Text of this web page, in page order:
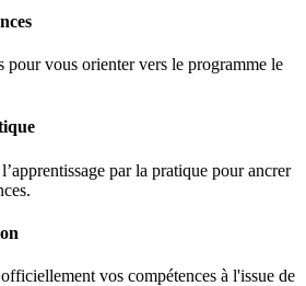
pour vous orienter vers le programme le
par la pratique pour ancrer
vos compétences à l'issue de